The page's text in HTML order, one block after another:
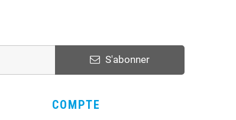
S'abonner
COMPTE